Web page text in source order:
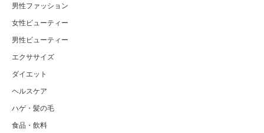
男性ファッション
女性ビューティー
男性ビューティー
エクササイズ
ダイエット
ヘルスケア
ハゲ・髪の毛
食品・飲料